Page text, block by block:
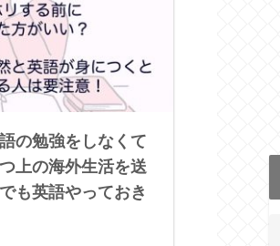
の勉強をしなくて
上の海外生活を送
も英語やっておき